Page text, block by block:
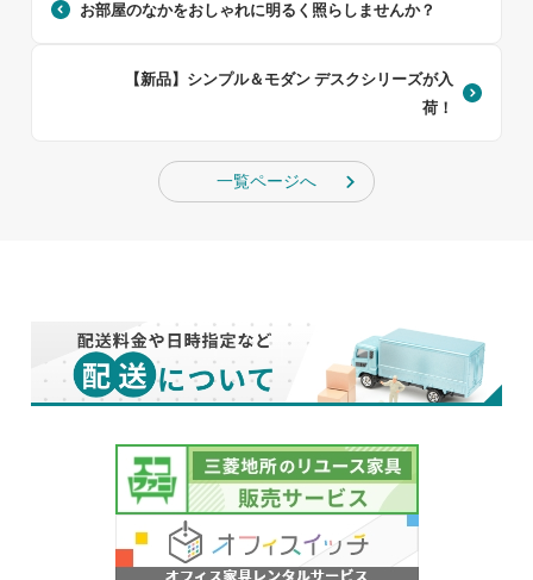
お部屋のなかをおしゃれに明るく照らしませんか？
【新品】シンプル＆モダン デスクシリーズが入
荷！
一覧ページへ